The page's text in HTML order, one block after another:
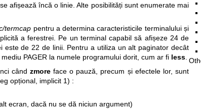
afișează încă o linie. Alte posibilități sunt enumerate mai
termcap pentru a determina caracteristicile terminalului și
a ferestrei. Pe un terminal capabil să afișeze 24 de
este de 22 de linii. Pentru a utiliza un alt paginator decât
PAGER la numele programului dorit, cum ar fi less.
când zmoreface o pauză, precum și efectele lor, sunt
opțional, implicit 1) :
ecran, dacă nu se dă niciun argument)